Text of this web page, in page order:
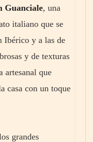
Guanciale, una
italiano que se
Ibérico y a las de
y de texturas
artesanal que
casa con un toque
grandes